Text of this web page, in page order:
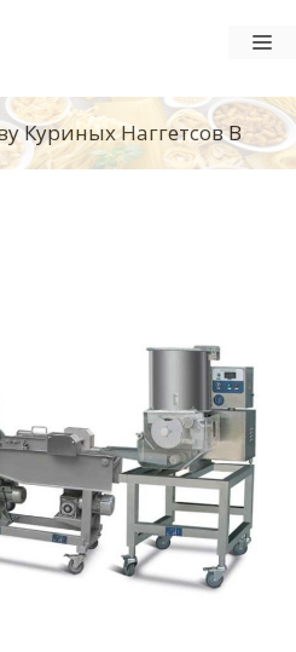
Куриных Наггетсов В